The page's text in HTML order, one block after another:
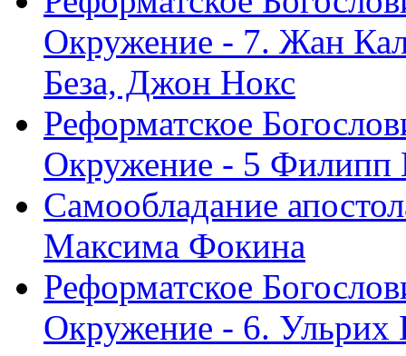
Окружение - 7. Жан
Беза, Джон Нокс
Реформатское
Окружение - 5 Филипп
Самообладание
Максима Фокина
Реформатское
Окружение - 6. Ульрих